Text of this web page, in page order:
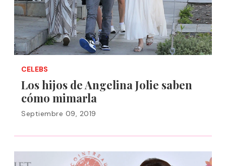
CELEBS
Los hijos de Angelina Jolie saben
cómo mimarla
Septiembre 09, 2019